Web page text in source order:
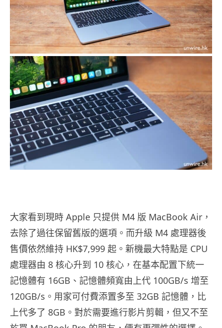
大家看到現時 Apple 只提供 M4 版 MacBook Air，
去除了過往保留舊版的選項。而升級 M4 處理器後
售價依然維持 HK$7,999 起。新機最大特點是 CPU
處理器由 8 核心升到 10 核心，在基本配置下統一
記憶體有 16GB、記憶體頻寬由上代 100GB/s 增至
120GB/s。用家可付費添置多至 32GB 記憶體，比
上代多了 8GB。對於需要進行影片剪輯，但又不至